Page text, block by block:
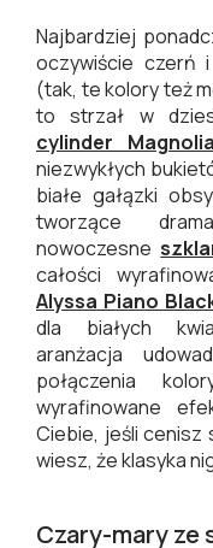
Najbardziej
oczywiście czerń
(tak, te kolory też
to strzał w
cylinder
niezwykłych
białe gałązki
tworzące
nowoczesne
całości
Alyssa Piano
dla białych
aranżacja
połączenia
wyrafinowane
Ciebie, jeśli cenisz
wiesz, że klasyka
Czary-mary ze